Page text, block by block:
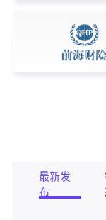
最新发
布